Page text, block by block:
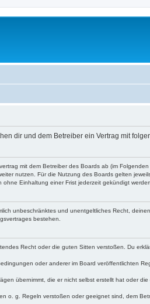
dir und dem Betreiber ein Vertrag mit
mit dem Betreiber des Boards ab (im
nutzen. Für die Nutzung des Boards gelten
Einhaltung einer Frist jederzeit gekündigt werden.
unbeschränktes und unentgeltliches Recht,
bestehen.
Recht oder die guten Sitten verstoßen. Du
oder anderer im Board veröffentlichten
übernimmt, die er nicht selbst erstellt hat oder
g. Regeln verstoßen oder geeignet sind, dem